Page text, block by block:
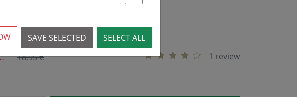
1 review
* 18,95 €
SAVE SELECTED SELECT ALL